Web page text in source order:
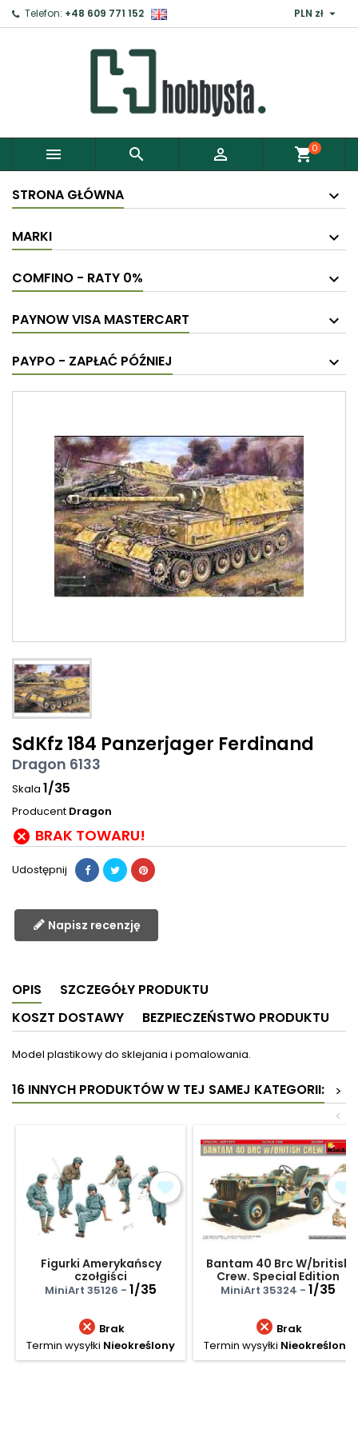
Telefon: +48 609 771 152 PLN zł 
   shopping_cart0
STRONA GŁÓWNA
MARKI
COMFINO - RATY 0%
PAYNOW VISA MASTERCART
PAYPO - ZAPŁAĆ PÓŹNIEJ
SdKfz 184 Panzerjager Ferdinand
Dragon 6133
Skala 1/35
Producent Dragon
 BRAK TOWARU!
Udostępnij
Napisz recenzję
OPIS
SZCZEGÓŁY PRODUKTU
KOSZT DOSTAWY
BEZPIECZEŃSTWO PRODUKTU
Model plastikowy do sklejania i pomalowania.
16 INNYCH PRODUKTÓW W TEJ SAMEJ KATEGORII:
>
<
Figurki Amerykańscy
czołgiści
MiniArt 35126 - 1/35
 Brak
Termin wysyłki Nieokreślony
Bantam 40 Brc W/british
Crew. Special Edition
MiniArt 35324 - 1/35
 Brak
Termin wysyłki Nieokreślony